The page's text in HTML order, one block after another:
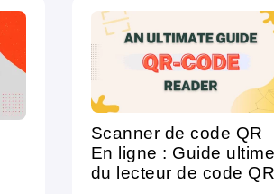
Scanner de code QR
En ligne : Guide
du lecteur de code